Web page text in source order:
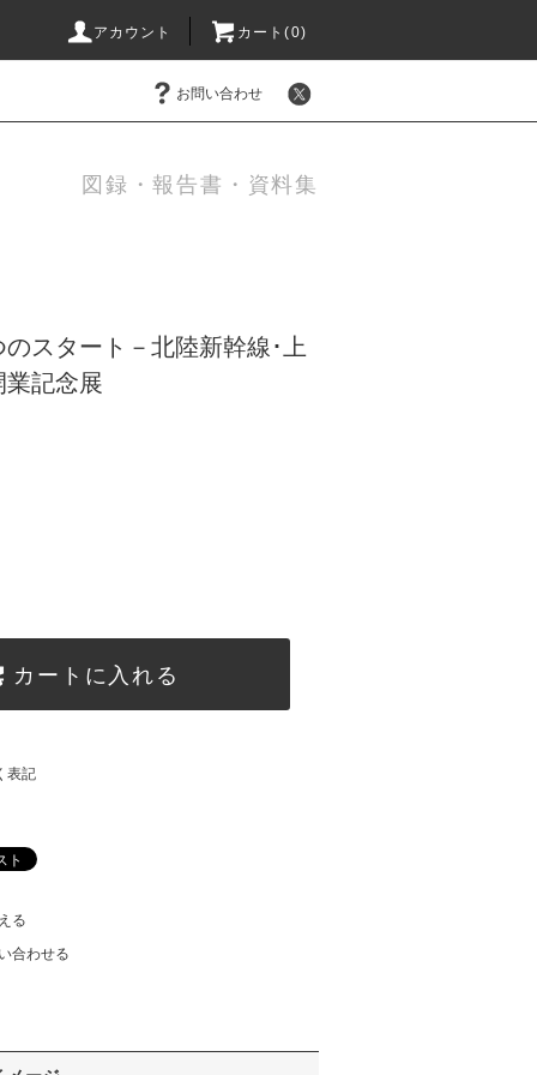
アカウント カート(0)
お問い合わせ
図録・報告書・資料集
スタート－北陸新幹線･上
業記念展
カートに入れる
表記
る
合わせる